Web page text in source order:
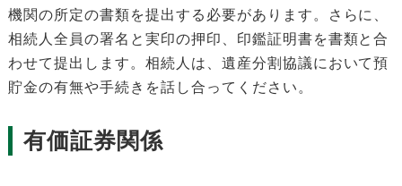
機関の所定の書類を提出する必要があります。さらに、
相続人全員の署名と実印の押印、印鑑証明書を書類と合
わせて提出します。相続人は、遺産分割協議において預
貯金の有無や手続きを話し合ってください。
有価証券関係